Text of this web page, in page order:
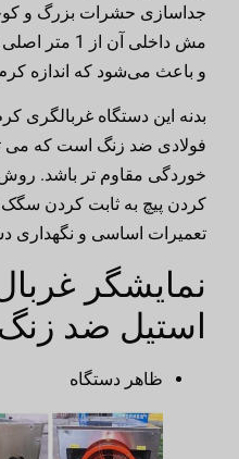
جداسازی حشرات بزرگ و
و باعث می‌شود که اندازه
بدنه این دستگاه غربالگری
فولادی ضد زنگ است که می
خوردگی مقاوم تر باشد. روش
کردن پیچ به ثابت کردن سگک
تعمیرات اساسی و نگهداری
نمایشگر
استیل ضد زنگ
ظاهر دستگاه